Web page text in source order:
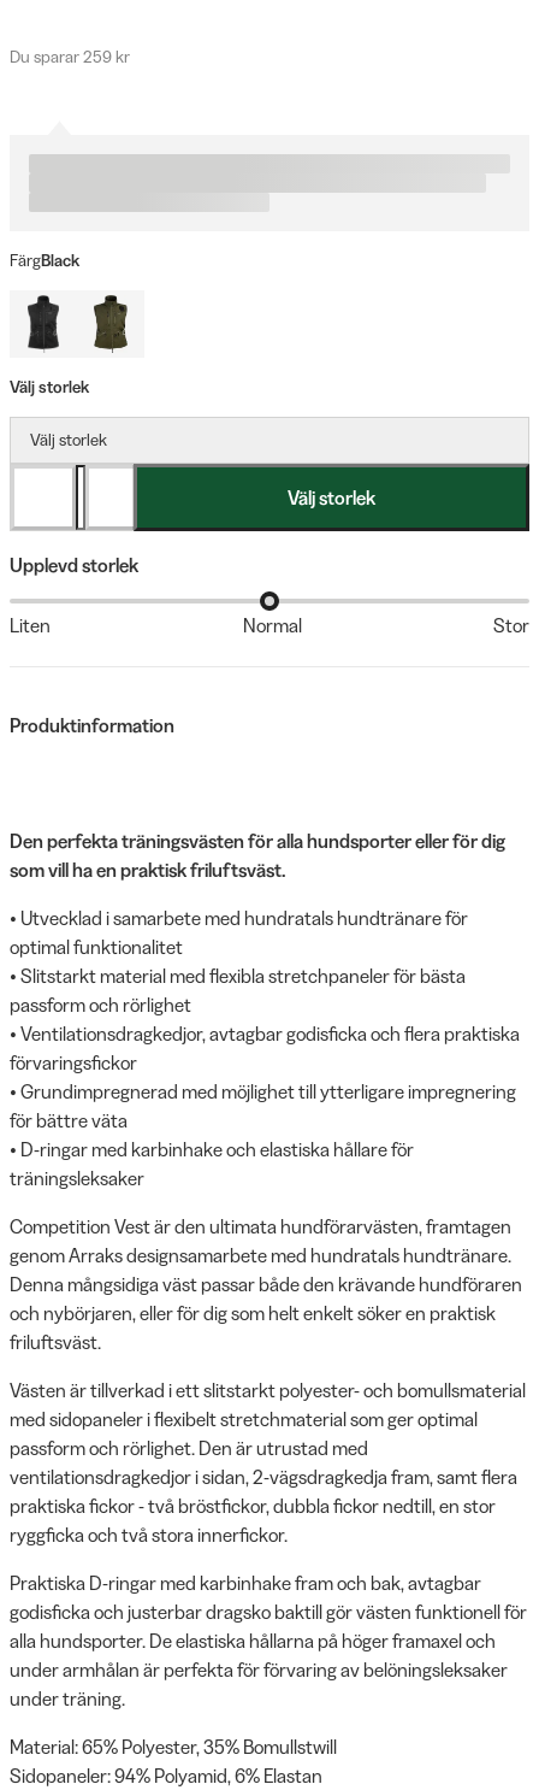
Du sparar 259 kr
FärgBlack
Välj storlek
Välj storlek
Välj storlek
Upplevd storlek
Liten Normal Stor
Produktinformation
Den perfekta träningsvästen för alla hundsporter eller för dig
som vill ha en praktisk friluftsväst.
• Utvecklad i samarbete med hundratals hundtränare för
optimal funktionalitet
• Slitstarkt material med flexibla stretchpaneler för bästa
passform och rörlighet
• Ventilationsdragkedjor, avtagbar godisficka och flera praktiska
förvaringsfickor
• Grundimpregnerad med möjlighet till ytterligare impregnering
för bättre väta
• D-ringar med karbinhake och elastiska hållare för
träningsleksaker
Competition Vest är den ultimata hundförarvästen, framtagen
genom Arraks designsamarbete med hundratals hundtränare.
Denna mångsidiga väst passar både den krävande hundföraren
och nybörjaren, eller för dig som helt enkelt söker en praktisk
friluftsväst.
Västen är tillverkad i ett slitstarkt polyester- och bomullsmaterial
med sidopaneler i flexibelt stretchmaterial som ger optimal
passform och rörlighet. Den är utrustad med
ventilationsdragkedjor i sidan, 2-vägsdragkedja fram, samt flera
praktiska fickor - två bröstfickor, dubbla fickor nedtill, en stor
ryggficka och två stora innerfickor.
Praktiska D-ringar med karbinhake fram och bak, avtagbar
godisficka och justerbar dragsko baktill gör västen funktionell för
alla hundsporter. De elastiska hållarna på höger framaxel och
under armhålan är perfekta för förvaring av belöningsleksaker
under träning.
Material: 65% Polyester, 35% Bomullstwill
Sidopaneler: 94% Polyamid, 6% Elastan